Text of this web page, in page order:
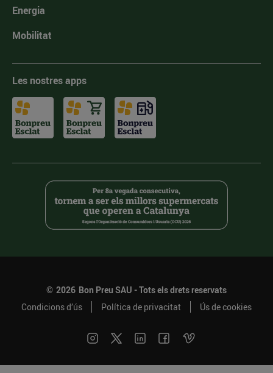
Energia
Mobilitat
Les nostres apps
© 2026 Bon Preu SAU - Tots els drets reservats
Condicions d’ús
Política de privacitat Ús de cookies